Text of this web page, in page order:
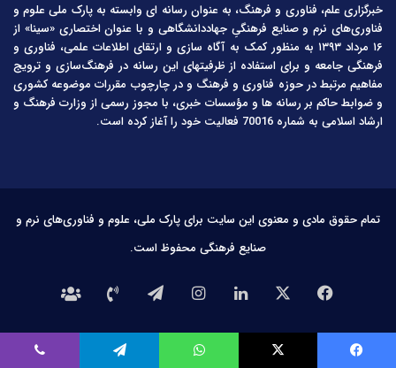
خبرگزاری علم، فناوری و فرهنگ، به عنوان رسانه ای وابسته به پارک ملی علوم و
فناوری‌های نرم و صنایع فرهنگیِ جهاددانشگاهی و با عنوان اختصاری «سینا» از
۱۶ مرداد ۱۳۹۳ به منظور کمک به آگاه سازی و ارتقای اطلاعات علمی، فناوری و
فرهنگی جامعه و برای استفاده از ظرفیتهای این رسانه در فرهنگ‌سازی و ترویج
مفاهیم مرتبط در حوزه فناوری و فرهنگ و در چارچوب مقررات موضوعه کشوری
و ضوابط حاکم بر رسانه ها و مؤسسات خبری، با مجوز رسمی از وزارت فرهنگ و
ارشاد اسلامی به شماره 70016 فعالیت خود را آغاز کرده است.
تمام حقوق مادی و معنوی این سایت برای پارک ملی، علوم و فناوری‌های نرم و
صنایع فرهنگی محفوظ است.
فیس
بوک
لینکدیناینستاگرامتلگرامتماس
با
درباره
ما